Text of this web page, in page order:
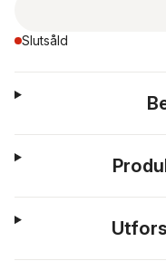
Slutsåld